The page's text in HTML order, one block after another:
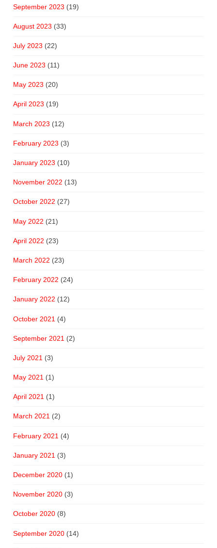
September 2023 (19)
August 2023 (33)
July 2023 (22)
June 2023 (11)
May 2023 (20)
April 2023 (19)
March 2023 (12)
February 2023 (3)
January 2023 (10)
November 2022 (13)
October 2022 (27)
May 2022 (21)
April 2022 (23)
March 2022 (23)
February 2022 (24)
January 2022 (12)
October 2021 (4)
September 2021 (2)
July 2021 (3)
May 2021 (1)
April 2021(1)
March 2021(2)
February 2021 (4)
January 2021 (3)
December 2020(1)
November 2020(3)
October 2020(8)
September 2020(14)